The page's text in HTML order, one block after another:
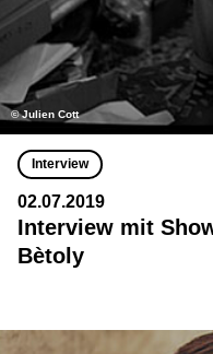
© Julien Cott
Interview
02.07.2019
Interview mit
Bètoly